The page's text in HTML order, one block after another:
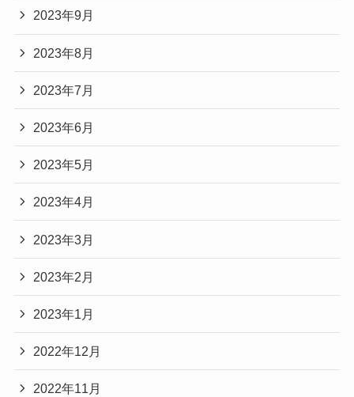
2023年9月
2023年8月
2023年7月
2023年6月
2023年5月
2023年4月
2023年3月
2023年2月
2023年1月
2022年12月
2022年11月